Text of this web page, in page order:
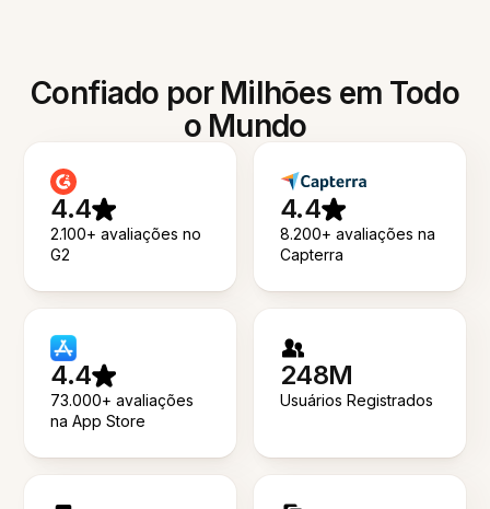
Confiado por Milhões em Todo
o Mundo
4.4
2.100+ avaliações no
G2
4.4
8.200+ avaliações na
Capterra
4.4
73.000+ avaliações
na App Store
248M
Usuários Registrados